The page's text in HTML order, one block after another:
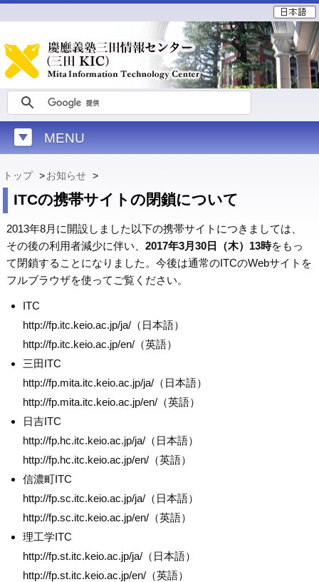
MENU
トップ >お知らせ >
ITCの携帯サイトの閉鎖について
2013年8月に開設しました以下の携帯サイトにつきましては、
その後の利用者減少に伴い、2017年3月30日（木）13時をもっ
て閉鎖することになりました。今後は通常のITCのWebサイトを
フルブラウザを使ってご覧ください。
ITC
http://fp.itc.keio.ac.jp/ja/（日本語）
http://fp.itc.keio.ac.jp/en/（英語）
三田ITC
http://fp.mita.itc.keio.ac.jp/ja/（日本語）
http://fp.mita.itc.keio.ac.jp/en/（英語）
日吉ITC
http://fp.hc.itc.keio.ac.jp/ja/（日本語）
http://fp.hc.itc.keio.ac.jp/en/（英語）
信濃町ITC
http://fp.sc.itc.keio.ac.jp/ja/（日本語）
http://fp.sc.itc.keio.ac.jp/en/（英語）
理工学ITC
http://fp.st.itc.keio.ac.jp/ja/（日本語）
http://fp.st.itc.keio.ac.jp/en/（英語）